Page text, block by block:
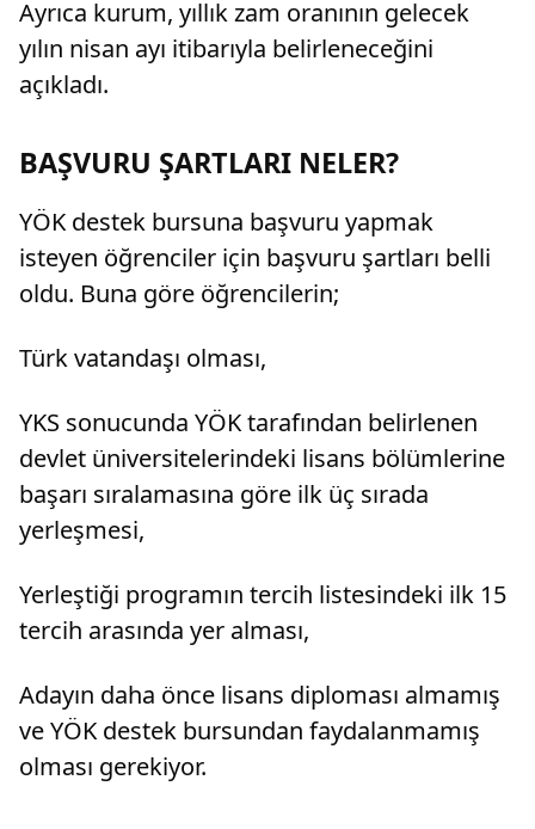
Ayrıca kurum, yıllık zam oranının gelecek
yılın nisan ayı itibarıyla belirleneceğini
açıkladı.
BAŞVURU ŞARTLARI NELER?
YÖK destek bursuna başvuru yapmak
isteyen öğrenciler için başvuru şartları belli
oldu. Buna göre öğrencilerin;
Türk vatandaşı olması,
YKS sonucunda YÖK tarafından belirlenen
devlet üniversitelerindeki lisans bölümlerine
başarı sıralamasına göre ilk üç sırada
yerleşmesi,
Yerleştiği programın tercih listesindeki ilk 15
tercih arasında yer alması,
Adayın daha önce lisans diploması almamış
ve YÖK destek bursundan faydalanmamış
olması gerekiyor.